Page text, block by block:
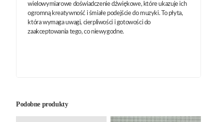
wielowymiarowe doświadczenie dźwiękowe, które ukazuje ich
ogromną kreatywność i śmiałe podejście do muzyki. To płyta,
która wymaga uwagi, cierpliwości i gotowości do
zaakceptowania tego, co niewygodne.
Podobne produkty